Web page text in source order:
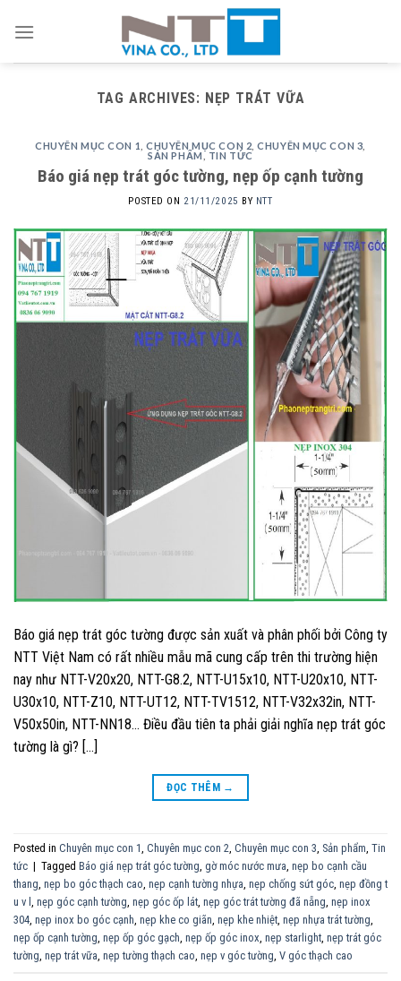
TAG ARCHIVES: NẸP TRÁT VỮA
CHUYÊN MỤC CON 1 ,CHUYÊN MỤC CON 2 ,CHUYÊN MỤC CON 3
SẢN PHẨM , TIN TỨC
Báo giá nẹp trát góc tường, nẹp ốp cạnh tường
POSTED ON 21/11/2025 BY NTT
Báo giá nẹp trát góc tường được sản xuất và phân phối bởi Công ty
NTT Việt Nam có rất nhiều mẫu mã cung cấp trên thi trường hiện
nay như NTT-V20x20, NTT-G8.2, NTT-U15x10, NTT-U20x10, NTT-
U30x10, NTT-Z10, NTT-UT12, NTT-TV1512, NTT-V32x32in, NTT-
V50x50in, NTT-NN18… Điều đầu tiên ta phải giải nghĩa nẹp trát góc
tường là gì? […]
ĐỌC THÊM →
Posted in Chuyên mục con 1, Chuyên mục con 2, Chuyên mục con 3, Sản phẩm, Tin
tức | Tagged Báo giá nẹp trát góc tường, gờ móc nước mưa, nẹp bo cạnh cầu
thang, nẹp bo góc thạch cao, nẹp cạnh tường nhựa, nẹp chống sứt góc, nẹp đồng t
u v l , nẹp góc cạnh tường, nẹp góc ốp lát, nẹp góc trát tường đã nẵng, nẹp inox
304, nẹp inox bo góc cạnh, nẹp khe co giãn, nẹp khe nhiệt, nẹp nhựa trát tường,
nẹp ốp cạnh tường, nẹp ốp góc gạch, nẹp ốp góc inox, nẹp starlight, nẹp trát góc
tường, nẹp trát vữa, nẹp tường thạch cao, nẹp v góc tường, V góc thạch cao